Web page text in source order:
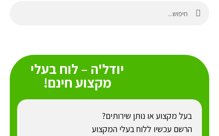
יודל'ה – לוח בעלי
מקצוע חינם!
בעל מקצוע או נותן שירותים?
הרשם עכשיו ללוח בעלי המקצוע